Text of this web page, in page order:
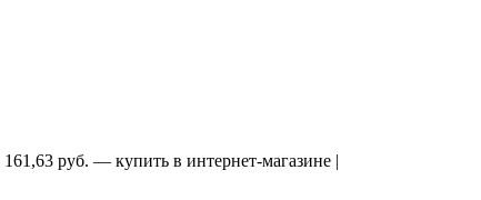
руб. — купить в интернет-магазине |